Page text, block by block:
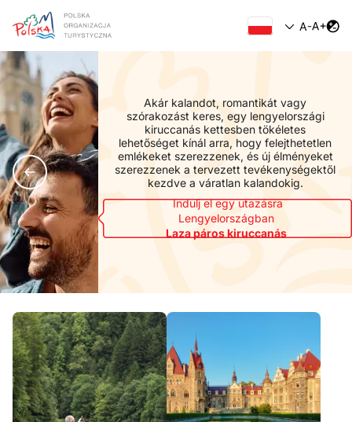
Akár kalandot, romantikát vagy
szórakozást keres, egy lengyelországi
kiruccanás kettesben tökéletes
lehetőséget kínál arra, hogy felejthetetlen
emlékeket szerezzenek, és új élményeket
szerezzenek a tervezett tevékenységektől
kezdve a váratlan kalandokig.
Indulj el egy utazásra
Lengyelországban
Laza páros kiruccanás